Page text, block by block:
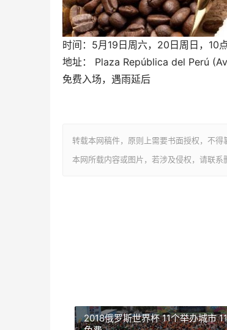
时间：5月19日周六，20日周日，10
地址： Plaza República del Perú
免费入场，遇雨延后
转载本网稿件，原则上需要书面授权，不得
本网所载内容或图片，若涉及侵权，请联系
2018俄罗斯世界杯 11个举办城市